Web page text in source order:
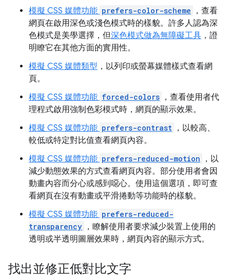
模擬 CSS 媒體功能 prefers-color-scheme
，查看
網頁在啟用深色或淺色模式時的樣貌。許多人認為深
色模式是美學選擇，但深色模式做為無障礙工具 ，證
明瞭它在其他方面的實用性。
模擬 CSS 媒體類型 ，以列印或螢幕媒體樣式查看網
頁。
模擬 CSS 媒體功能 forced-colors ，查看使用者代
理程式啟用強制色彩模式時，網頁的顯示效果。
模擬 CSS 媒體功能 prefers-contrast ，以較高、
較低或特定對比值查看網頁內容。
模擬 CSS 媒體功能 prefers-reduced-motion
，以
減少動態效果的方式查看網頁內容。部分使用者會因
動畫內容而分心或感到噁心。使用這個選項，即可查
看網頁在沒有動畫或平滑捲動等功能時的樣貌。
模擬 CSS 媒體功能 prefers-reduced-
transparency ，瞭解使用者要求減少裝置上使用的
透明或半透明圖層效果時，網頁內容的顯示方式。
找出並修正低對比文字